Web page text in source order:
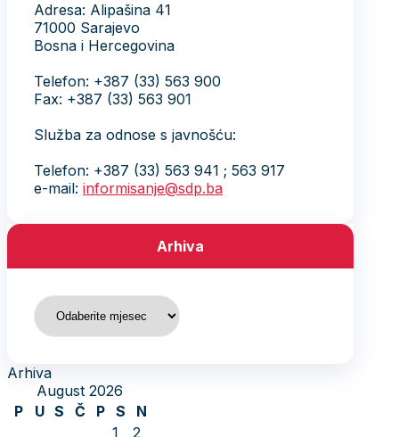
Adresa: Alipašina 41
71000 Sarajevo
Bosna i Hercegovina
Telefon: +387 (33) 563 900
Fax: +387 (33) 563 901
Služba za odnose s javnošću:
Telefon: +387 (33) 563 941 ; 563 917
e-mail: informisanje@sdp.ba
Arhiva
Arhiva
Arhiva
August 2026
P
U S Č P S
N
1
2